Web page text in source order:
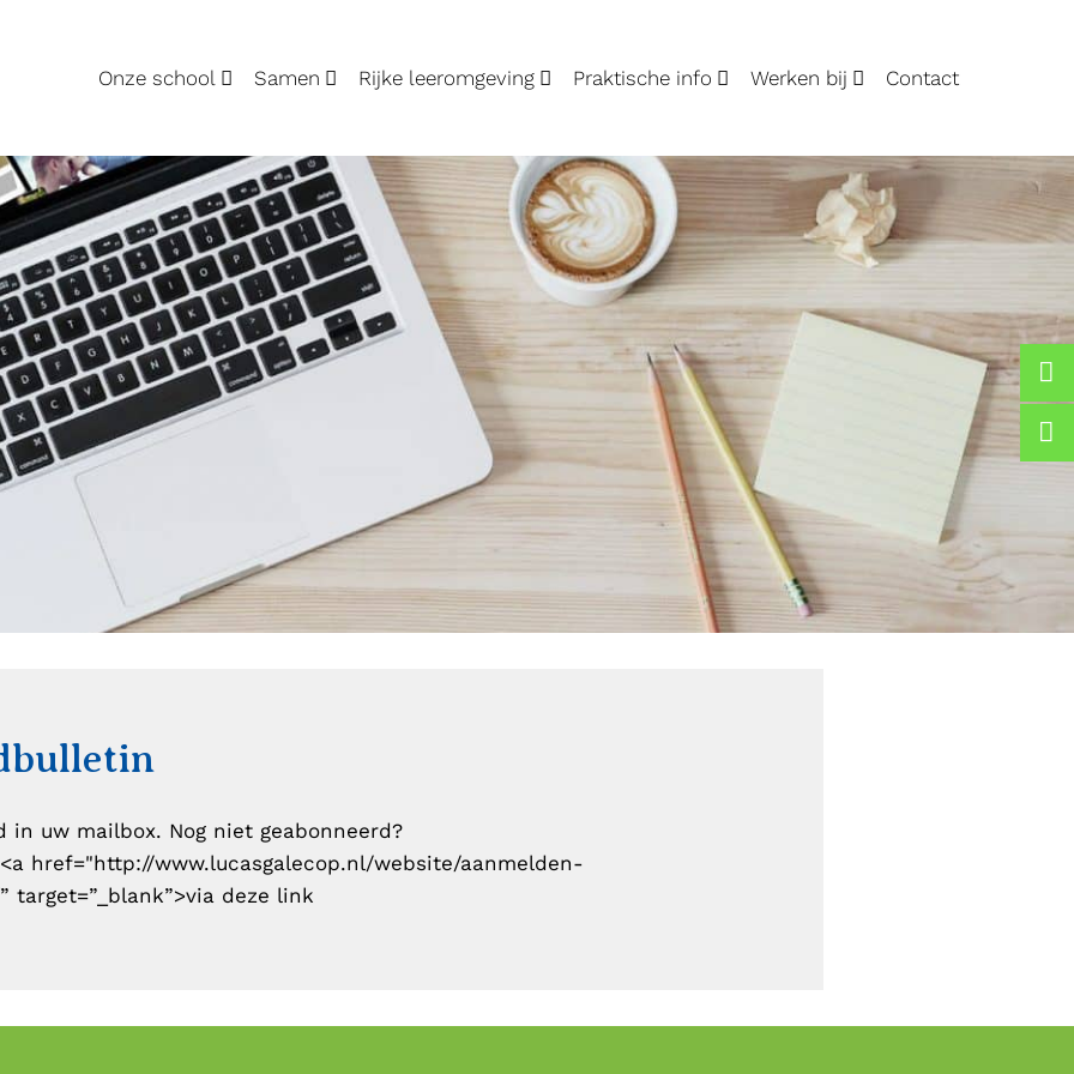
Onze school Samen Rijke leeromgeving Praktische info Werken bij Contact
in uw mailbox. Nog niet geabonneerd?
href="http://www.lucasgalecop.nl/website/aanmelden-
target=”_blank”>via deze link